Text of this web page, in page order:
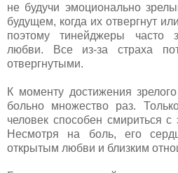
не будучи эмоционально
будущем, когда их отвергнут
поэтому тинейджеры часто
любви. Все из-за страха
отвергнутыми.
К моменту достижения
больно множество раз.
человек способен смириться с
Несмотря на боль, его
открытым любви и близким